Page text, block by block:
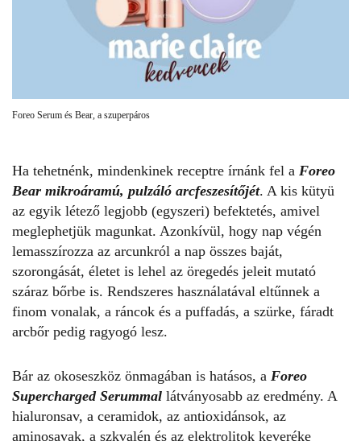
Foreo Serum és Bear, a szuperpáros
Ha tehetnénk, mindenkinek receptre írnánk fel a Foreo
Bear mikroáramú, pulzáló arcfeszesítőjét. A kis kütyü
az egyik létező legjobb (egyszeri) befektetés, amivel
meglephetjük magunkat. Azonkívül, hogy nap végén
lemasszírozza az arcunkról a nap összes baját,
szorongását, életet is lehel az öregedés jeleit mutató
száraz bőrbe is. Rendszeres használatával eltűnnek a
finom vonalak, a ráncok és a puffadás, a szürke, fáradt
arcbőr pedig ragyogó lesz.
Bár az okoseszköz önmagában is hatásos, a Foreo
Supercharged Serummal látványosabb az eredmény. A
hialuronsav, a ceramidok, az antioxidánsok, az
aminosavak, a szkvalén és az elektrolitok keveréke